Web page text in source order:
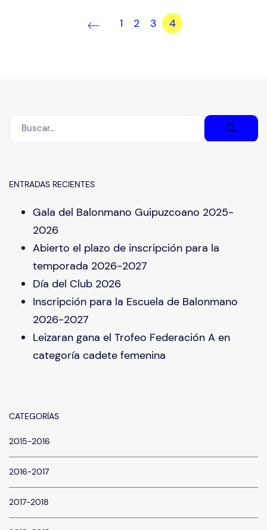
1 2 3 4
ENTRADAS RECIENTES
Gala del Balonmano Guipuzcoano 2025-
2026
Abierto el plazo de inscripción para la
temporada 2026-2027
Día del Club 2026
Inscripción para la Escuela de Balonmano
2026-2027
Leizaran gana el Trofeo Federación A en
categoría cadete femenina
CATEGORÍAS
2015-2016
2016-2017
2017-2018